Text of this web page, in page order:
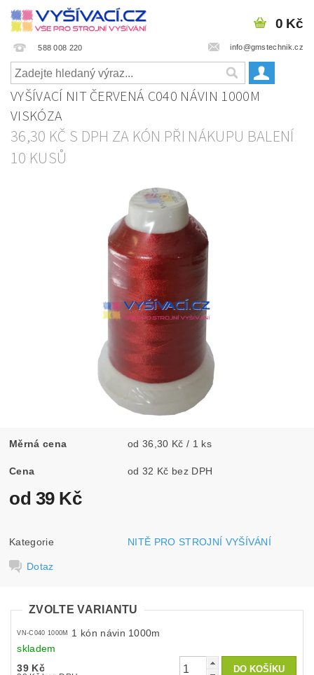
588 008 220 info@gmstechnik.cz
0 Kč
VYŠÍVACÍ NIT ČERVENÁ C040 NÁVIN 1000M
VISKÓZA
36,30 KČ S DPH ZA KÓN PŘI NÁKUPU BALENÍ
10 KUSŮ
Měrná cena od 36,30 Kč / 1 ks
Cena od 32 Kč bez DPH
od 39 Kč
Kategorie NITĚ PRO STROJNÍ VYŠÍVÁNÍ
Dotaz
ZVOLTE VARIANTU
VN-C040 1000M
1 kón návin 1000m
skladem
39 Kč